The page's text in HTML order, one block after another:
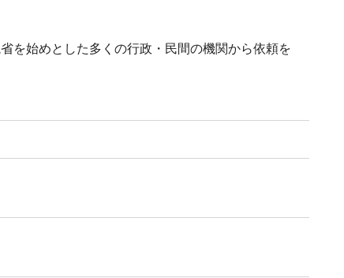
を始めとした多くの行政・民間の機関から依頼を